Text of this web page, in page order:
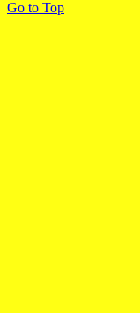
Go to Top